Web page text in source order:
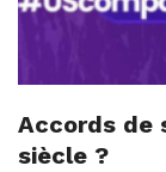
Accords de
siècle ?